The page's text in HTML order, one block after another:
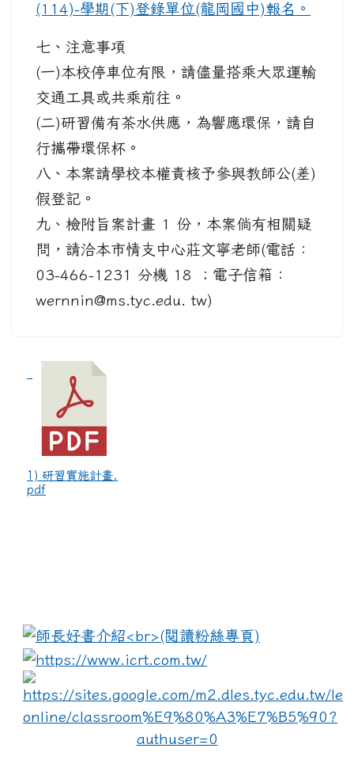
(114)-學期(下)登錄單位(龍岡國中)報名。
七、注意事項
(一)本校停車位有限，請儘量搭乘大眾運輸
交通工具或共乘前往。
(二)研習備有茶水供應，為響應環保，請自
行攜帶環保杯。
八、本案請學校本權責核予參與教師公(差)
假登記。
九、檢附旨案計畫 1 份，本案倘有相關疑
問，請洽本市情支中心莊文寧老師(電話：
03-466-1231 分機 18 ；電子信箱：
wernnin@ms.tyc.edu. tw)
1) 研習實施計畫.
pdf
link to https://